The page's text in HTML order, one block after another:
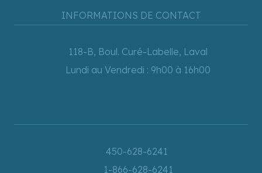
INFORMATIONS DE CONTACT
118-B, Boul. Curé-Labelle, Laval
Lundi au Vendredi : 9h00 à 16h00
450-628-6241
1-866-628-6241